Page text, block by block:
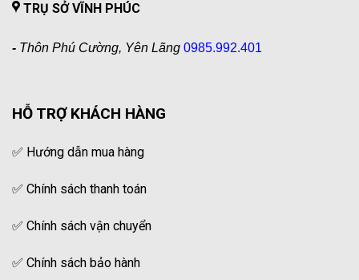
TRỤ SỞ VĨNH PHÚC
- Thôn Phú Cường, Yên Lãng 0985.992.401
HỖ TRỢ KHÁCH HÀNG
✅ Hướng dẫn mua hàng
✅ Chính sách thanh toán
✅ Chính sách vận chuyển
✅ Chính sách bảo hành